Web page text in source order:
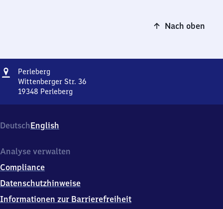
Nach oben
Adresse
Perleberg
Wittenberger Str. 36
19348 Perleberg
Str.
36,
9
4
8
DeutschEnglish
Analyse verwalten
Compliance
Datenschutzhinweise
Informationen zur Barrierefreiheit